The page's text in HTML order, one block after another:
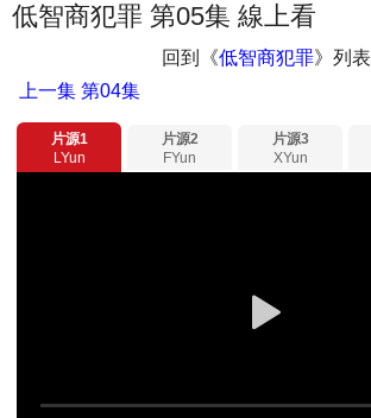
低智商犯罪 第05集 線上看
回到《低智商犯罪》列表
上一集 第04集
片源1
LYun
片源2
FYun
片源3
XYun